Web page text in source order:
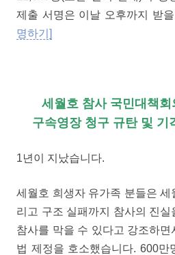
제출 서명은 이날 오후까지 받
명하기]
세월호 참사 국민대책
구속영장 청구 규탄 및 기
1년이 지났습니다.
세월호 희생자 유가족 분들은 세
리고 구조 실패까지 참사의 진
참사를 막을 수 있다고 강조하
법 제정을 호소했습니다. 600만